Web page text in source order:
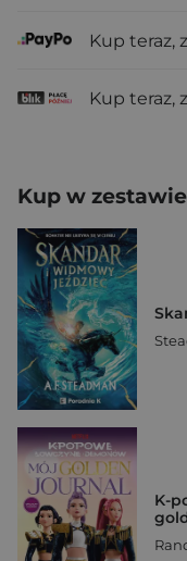
Kup teraz,
Kup teraz,
Kup w zestawie
K-